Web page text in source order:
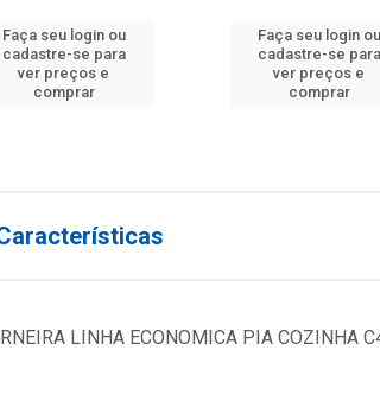
Faça seu login ou
cadastre-se para
ver preços e
comprar
Faça seu login ou
cadastre-se para
ver preços e
comprar
LINHA ECONOMICA PIA COZINHA